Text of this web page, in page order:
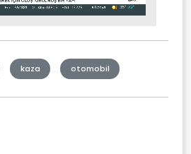
kaza otomobil